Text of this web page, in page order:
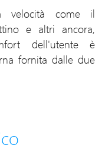
velocità come il
e altri ancora,
dell'utente è
fornita dalle due